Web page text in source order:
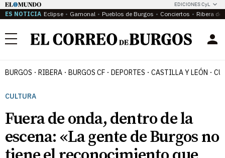
EDICIONES CyL
ES NOTICIA Eclipse Gamonal Pueblos de Burgos Conciertos Ribera del
Menú
BURGOS RIBERA BURGOS CF DEPORTES CASTILLA Y LEÓN
CULTURA
Fuera de onda, dentro de la
escena: «La gente de Burgos no